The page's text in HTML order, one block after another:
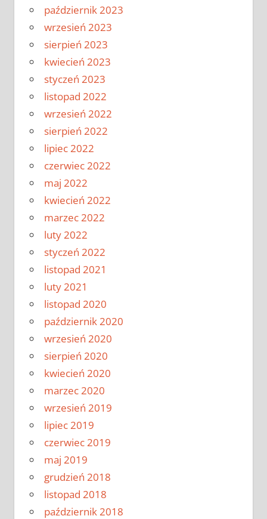
październik 2023
wrzesień 2023
sierpień 2023
kwiecień 2023
styczeń 2023
listopad 2022
wrzesień 2022
sierpień 2022
lipiec 2022
czerwiec 2022
maj 2022
kwiecień 2022
marzec 2022
luty 2022
styczeń 2022
listopad 2021
luty 2021
listopad 2020
październik 2020
wrzesień 2020
sierpień 2020
kwiecień 2020
marzec 2020
wrzesień 2019
lipiec 2019
czerwiec 2019
maj 2019
grudzień 2018
listopad 2018
październik 2018